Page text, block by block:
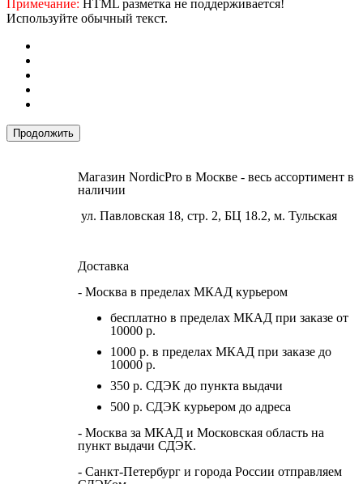
Примечание: HTML разметка не поддерживается!
Используйте обычный текст.
Продолжить
Магазин NordicPro в Москве - весь ассортимент в
наличии
ул. Павловская 18, стр. 2, БЦ 18.2, м. Тульская
Доставка
- Москва в пределах МКАД курьером
бесплатно в пределах МКАД при заказе от
10000 р.
1000 р. в пределах МКАД при заказе до
10000 р.
350 р. СДЭК до пункта выдачи
500 р. СДЭК курьером до адреса
- Москва за МКАД и Московская область на
пункт выдачи СДЭК.
- Санкт-Петербург и города России отправляем